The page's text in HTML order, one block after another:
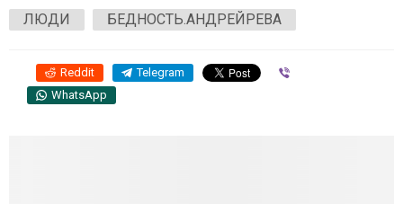
ЛЮДИ
БЕДНОСТЬ.АНДРЕЙРЕВА
Reddit Telegram
WhatsApp